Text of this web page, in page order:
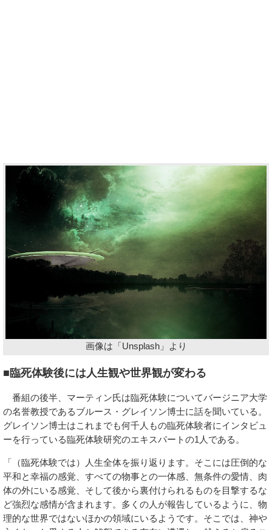
画像は「Unsplash」より
■臨死体験後には人生観や世界観が変わる
番組の後半、マーティン氏は臨死体験についてバージニア大学
の名誉教授であるブルース・グレイソン博士に話を聞いている。
グレイソン博士はこれまでも何千人もの臨死体験者にインタビュ
ーを行っている臨死体験研究のエキスパートの1人である。
「（臨死体験では）人生全体を振り返ります。そこには圧倒的な
平和と幸福の感覚、すべての物事との一体感、無条件の愛情、肉
体の外にいる感覚、そして後から裏付けられるものを目撃するな
ど強烈な感情が含まれます。多くの人が報告しているように、物
理的な世界ではないほかの領域にいるようです。そこでは、神や